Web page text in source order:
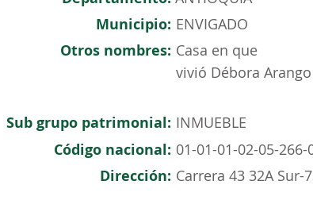
Municipio: ENVIGADO
Otros nombres: Casa en que
vivió Débora
Sub grupo patrimonial: INMUEBLE
Código nacional: 01-01-01-02-05-266-
Dirección: Carrera 43 32A Sur-